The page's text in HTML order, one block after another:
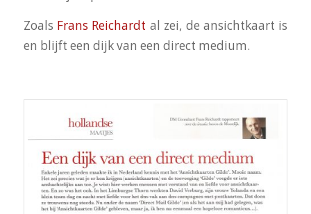
Zoals Frans Reichardt al zei, de ansichtkaart is
en blijft een dijk van een direct medium.